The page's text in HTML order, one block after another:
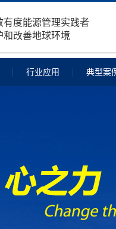
有度能源管理实践者
和改善地球环境
行业应用 典型案